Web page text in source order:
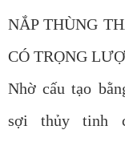
NẮP THÙNG
CÓ TRỌNG
Nhờ cấu tạo
sợi thủy tinh